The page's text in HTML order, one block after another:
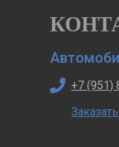
+7 (951)